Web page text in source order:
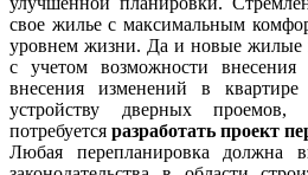
свое жилье с максимальным
уровнем жизни. Да и новые жилые
с учетом возможности
внесения изменений в
устройству дверных проемов,
потребуется разработать проект
Любая перепланировка должна